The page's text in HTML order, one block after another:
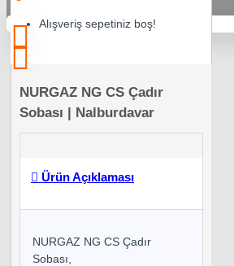
Alışveriş sepetiniz boş!
NURGAZ NG CS Çadır
Sobası | Nalburdavar
Ürün Açıklaması
NURGAZ NG CS Çadır
Sobası,